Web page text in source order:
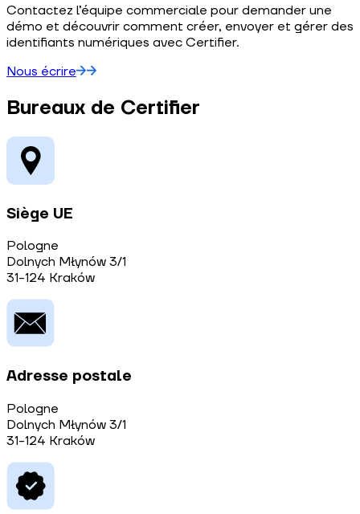
Contactez l’équipe commerciale pour demander une
démo et découvrir comment créer, envoyer et gérer des
identifiants numériques avec Certifier.
Nous écrire
Bureaux de Certifier
Siège UE
Pologne
Dolnych Młynów 3/1
31-124 Kraków
Adresse postale
Pologne
Dolnych Młynów 3/1
31-124 Kraków